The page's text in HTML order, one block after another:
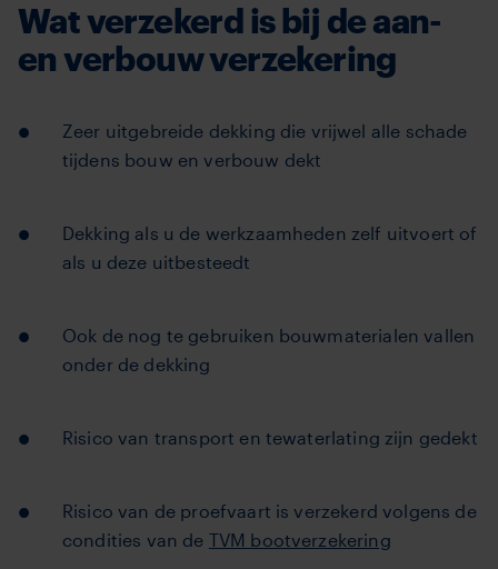
Wat verzekerd is bij de aan-
en verbouw verzekering
Zeer uitgebreide dekking die vrijwel alle schade
tijdens bouw en verbouw dekt
Dekking als u de werkzaamheden zelf uitvoert of
als u deze uitbesteedt
Ook de nog te gebruiken bouwmaterialen vallen
onder de dekking
Risico van transport en tewaterlating zijn gedekt
Risico van de proefvaart is verzekerd volgens de
condities van de TVM bootverzekering